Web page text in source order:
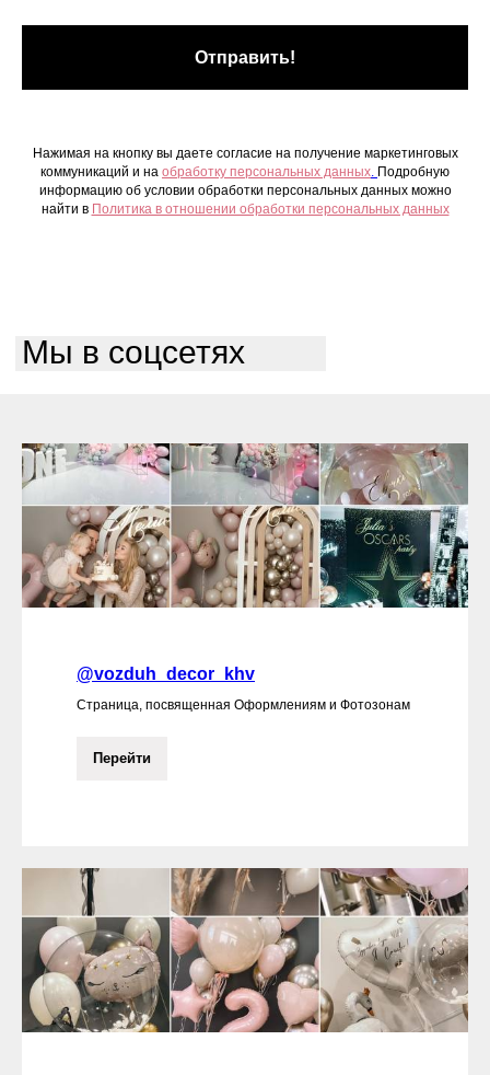
Отправить!
Нажимая на кнопку вы даете согласие на получение маркетинговых
коммуникаций и на обработку персональных данных. Подробную
информацию об условии обработки персональных данных можно
найти в Политика в отношении обработки персональных данных
Мы в соцсетях
@vozduh_decor_khv
Страница, посвященная Оформлениям и Фотозонам
Перейти